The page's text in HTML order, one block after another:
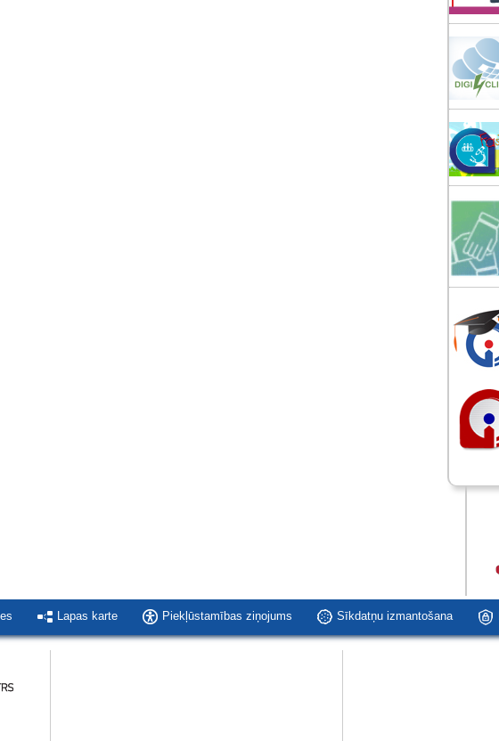
Lapas karte Piekļūstamības ziņojums Sīkdatņu izmantošana